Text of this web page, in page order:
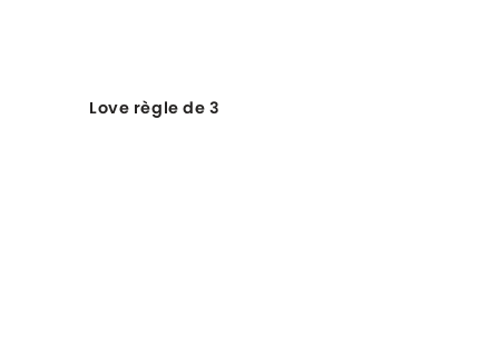
Love règle de 3